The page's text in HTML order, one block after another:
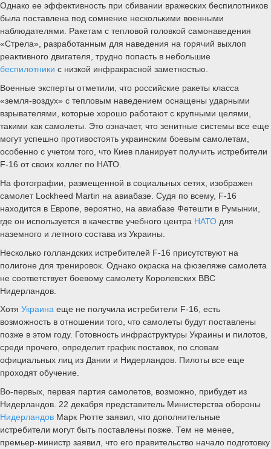
Однако ее эффективность при сбивании вражеских беспилотников
была поставлена под сомнение несколькими военными
наблюдателями. Ракетам с тепловой головкой самонаведения
«Стрела», разработанным для наведения на горячий выхлоп
реактивного двигателя, трудно попасть в небольшие
беспилотники с низкой инфракрасной заметностью.
Военные эксперты отметили, что российские ракеты класса
«земля-воздух» с тепловым наведением оснащены ударными
взрывателями, которые хорошо работают с крупными целями,
такими как самолеты. Это означает, что зенитные системы все еще
могут успешно противостоять украинским боевым самолетам,
особенно с учетом того, что Киев планирует получить истребители
F-16 от своих коллег по НАТО.
На фотографии, размещенной в социальных сетях, изображен
самолет Lockheed Martin на авиабазе. Судя по всему, F-16
находится в Европе, вероятно, на авиабазе Фетешти в Румынии,
где он используется в качестве учебного центра НАТО для
наземного и летного состава из Украины.
Несколько голландских истребителей F-16 присутствуют на
полигоне для тренировок. Однако окраска на фюзеляже самолета
не соответствует боевому самолету Королевских ВВС
Нидерландов.
Хотя Украина еще не получила истребители F-16, есть
возможность в отношении того, что самолеты будут поставлены
позже в этом году. Готовность инфраструктуры Украины и пилотов,
среди прочего, определит график поставок, по словам
официальных лиц из Дании и Нидерландов. Пилоты все еще
проходят обучение.
Во-первых, первая партия самолетов, возможно, прибудет из
Нидерландов. 22 декабря представитель Министерства обороны
Нидерландов Марк Рютте заявил, что дополнительные
истребители могут быть поставлены позже. Тем не менее,
премьер-министр заявил, что его правительство начало подготовку